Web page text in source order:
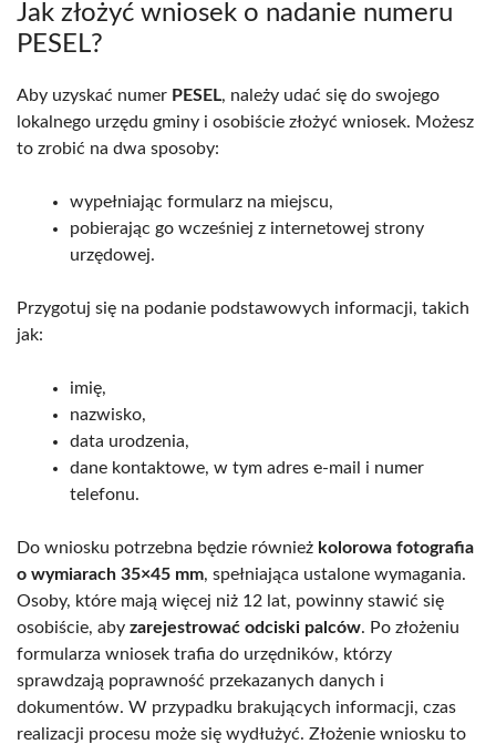
Jak złożyć wniosek o nadanie numeru
PESEL?
Aby uzyskać numer PESEL, należy udać się do swojego
lokalnego urzędu gminy i osobiście złożyć wniosek. Możesz
to zrobić na dwa sposoby:
wypełniając formularz na miejscu,
pobierając go wcześniej z internetowej strony
urzędowej.
Przygotuj się na podanie podstawowych informacji, takich
jak:
imię,
nazwisko,
data urodzenia,
dane kontaktowe, w tym adres e-mail i numer
telefonu.
Do wniosku potrzebna będzie również kolorowa fotografia
o wymiarach 35×45 mm, spełniająca ustalone wymagania.
Osoby, które mają więcej niż 12 lat, powinny stawić się
osobiście, aby zarejestrować odciski palców. Po złożeniu
formularza wniosek trafia do urzędników, którzy
sprawdzają poprawność przekazanych danych i
dokumentów. W przypadku brakujących informacji, czas
realizacji procesu może się wydłużyć. Złożenie wniosku to